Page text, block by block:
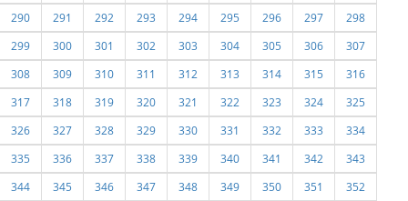
290
291 292 293 294 295 296 297
298
299
300 301 302 303 304 305 306
307
308
309 310 311 312 313 314 315
316
317
318 319 320 321 322 323 324
325
326
327 328 329 330 331 332 333
334
335
336 337 338 339 340 341 342
343
344
345 346 347 348 349 350 351
352